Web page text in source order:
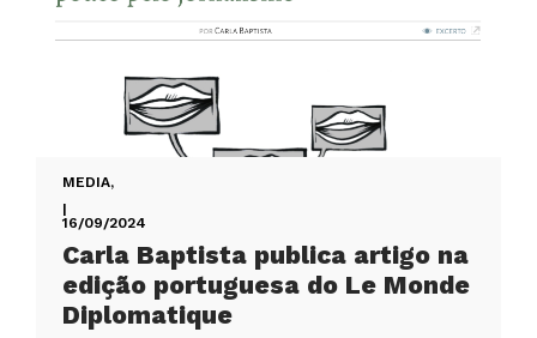
MEDIA,
|
16/09/2024
Carla Baptista publica artigo na
edição portuguesa do Le Monde
Diplomatique